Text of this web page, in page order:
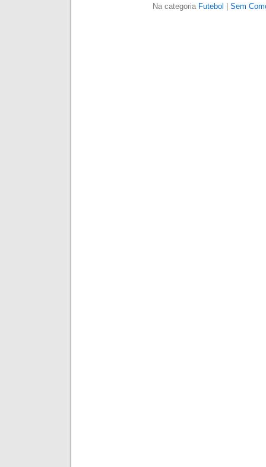
Na categoria Futebol Sem